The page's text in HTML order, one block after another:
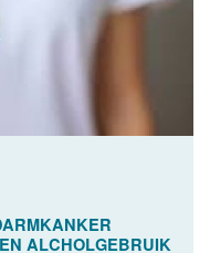
ALCHOLGEBRUIK